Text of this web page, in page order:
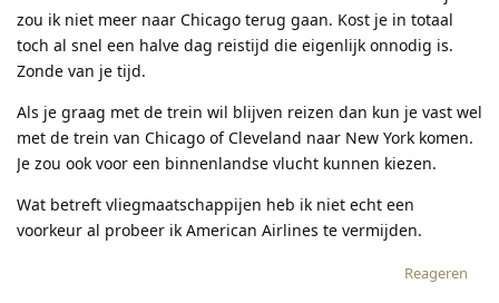
zou ik niet meer naar Chicago terug gaan. Kost je in totaal
toch al snel een halve dag reistijd die eigenlijk onnodig is.
Zonde van je tijd.
Als je graag met de trein wil blijven reizen dan kun je vast wel
met de trein van Chicago of Cleveland naar New York komen.
Je zou ook voor een binnenlandse vlucht kunnen kiezen.
Wat betreft vliegmaatschappijen heb ik niet echt een
voorkeur al probeer ik American Airlines te vermijden.
Reageren